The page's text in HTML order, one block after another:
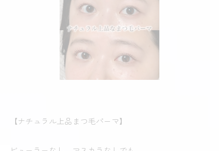
【ナチュラル上品まつ毛パーマ】